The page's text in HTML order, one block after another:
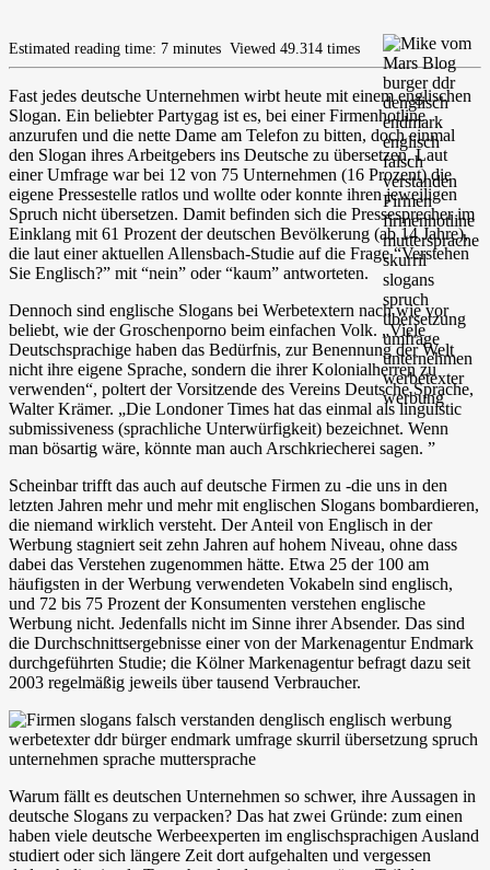
Estimated reading time: 7 minutes Viewed 49.314 times
Fast jedes deutsche Unternehmen wirbt heute mit einem englischen
Slogan. Ein beliebter Partygag ist es, bei einer Firmenhotline
anzurufen und die nette Dame am Telefon zu bitten, doch einmal
den Slogan ihres Arbeitgebers ins Deutsche zu übersetzen. Laut
einer Umfrage war bei 12 von 75 Unternehmen (16 Prozent) die
eigene Pressestelle ratlos und wollte oder konnte ihren jeweiligen
Spruch nicht übersetzen. Damit befinden sich die Pressesprecher im
Einklang mit 61 Prozent der deutschen Bevölkerung (ab 14 Jahre),
die laut einer aktuellen Allensbach-Studie auf die Frage “Verstehen
Sie Englisch?” mit “nein” oder “kaum” antworteten.
Dennoch sind englische Slogans bei Werbetextern nach wie vor
beliebt, wie der Groschenporno beim einfachen Volk. „Viele
Deutschsprachige haben das Bedürfnis, zur Benennung der Welt
nicht ihre eigene Sprache, sondern die ihrer Kolonialherren zu
verwenden“, poltert der Vorsitzende des Vereins Deutsche Sprache,
Walter Krämer. „Die Londoner Times hat das einmal als linguistic
submissiveness (sprachliche Unterwürfigkeit) bezeichnet. Wenn
man bösartig wäre, könnte man auch Arschkriecherei sagen. ”
Scheinbar trifft das auch auf deutsche Firmen zu -die uns in den
letzten Jahren mehr und mehr mit englischen Slogans bombardieren,
die niemand wirklich versteht. Der Anteil von Englisch in der
Werbung stagniert seit zehn Jahren auf hohem Niveau, ohne dass
dabei das Verstehen zugenommen hätte. Etwa 25 der 100 am
häufigsten in der Werbung verwendeten Vokabeln sind englisch,
und 72 bis 75 Prozent der Konsumenten verstehen englische
Werbung nicht. Jedenfalls nicht im Sinne ihrer Absender. Das sind
die Durchschnittsergebnisse einer von der Markenagentur Endmark
durchgeführten Studie; die Kölner Markenagentur befragt dazu seit
2003 regelmäßig jeweils über tausend Verbraucher.
Warum fällt es deutschen Unternehmen so schwer, ihre Aussagen in
deutsche Slogans zu verpacken? Das hat zwei Gründe: zum einen
haben viele deutsche Werbeexperten im englischsprachigen Ausland
studiert oder sich längere Zeit dort aufgehalten und vergessen